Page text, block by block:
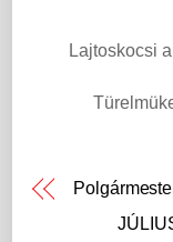
Lajtoskocsi